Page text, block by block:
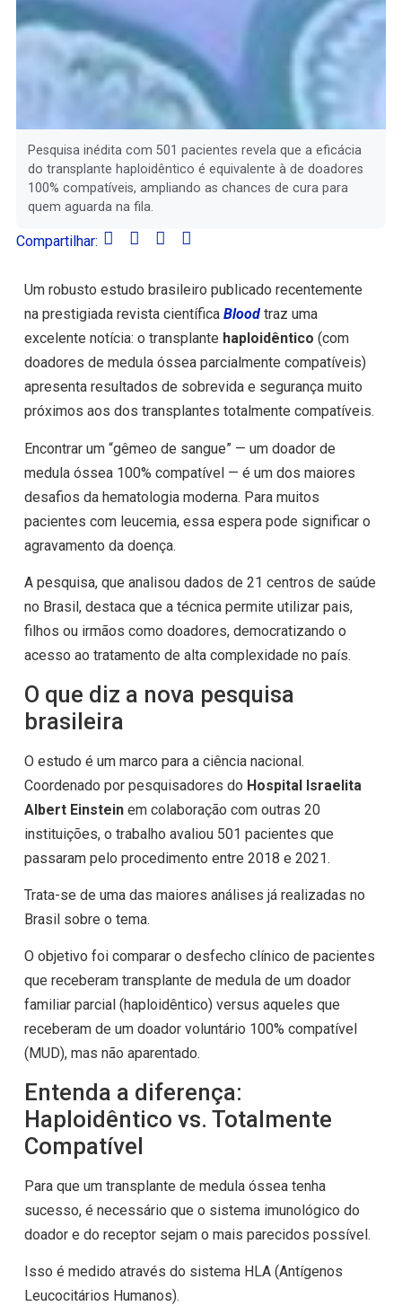
Pesquisa inédita com 501 pacientes revela que a eficácia
do transplante haploidêntico é equivalente à de doadores
100% compatíveis, ampliando as chances de cura para
quem aguarda na fila.
Compartilhar:
Um robusto estudo brasileiro publicado recentemente
na prestigiada revista científica Bloodtraz uma
excelente notícia: o transplante haploidêntico (com
doadores de medula óssea parcialmente compatíveis)
apresenta resultados de sobrevida e segurança muito
próximos aos dos transplantes totalmente compatíveis.
Encontrar um “gêmeo de sangue” — um doador de
medula óssea 100% compatível — é um dos maiores
desafios da hematologia moderna. Para muitos
pacientes com leucemia, essa espera pode significar o
agravamento da doença.
A pesquisa, que analisou dados de 21 centros de saúde
no Brasil, destaca que a técnica permite utilizar pais,
filhos ou irmãos como doadores, democratizando o
acesso ao tratamento de alta complexidade no país.
O que diz a nova pesquisa
brasileira
O estudo é um marco para a ciência nacional.
Coordenado por pesquisadores do Hospital Israelita
Albert Einsteinem colaboração com outras 20
instituições, o trabalho avaliou 501 pacientes que
passaram pelo procedimento entre 2018 e 2021.
Trata-se de uma das maiores análises já realizadas no
Brasil sobre o tema.
O objetivo foi comparar o desfecho clínico de pacientes
que receberam transplante de medula de um doador
familiar parcial (haploidêntico) versus aqueles que
receberam de um doador voluntário 100% compatível
(MUD), mas não aparentado.
Entenda a diferença:
Haploidêntico vs. Totalmente
Compatível
Para que um transplante de medula óssea tenha
sucesso, é necessário que o sistema imunológico do
doador e do receptor sejam o mais parecidos possível.
Isso é medido através do sistema HLA (Antígenos
Leucocitários Humanos).